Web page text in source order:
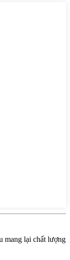
mang lại chất lượng